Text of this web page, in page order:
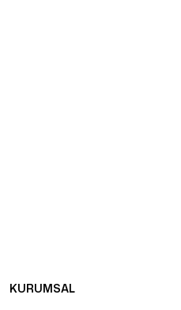
KURUMSAL